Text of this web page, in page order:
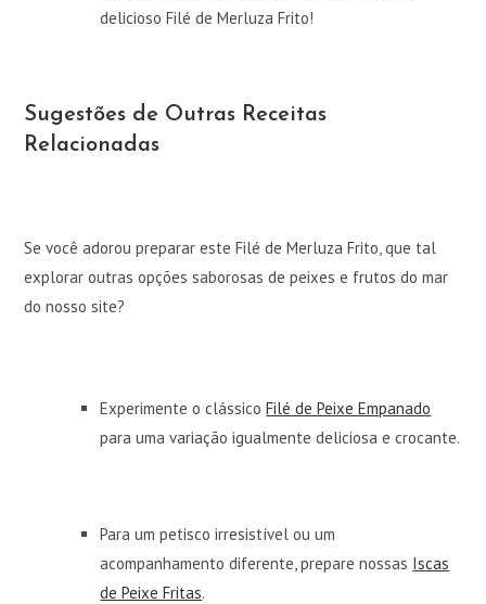
delicioso Filé de Merluza Frito!
Sugestões de Outras Receitas
Relacionadas
Se você adorou preparar este Filé de Merluza Frito, que tal
explorar outras opções saborosas de peixes e frutos do mar
do nosso site?
Experimente o clássicoFilé de Peixe Empanado
para uma variação igualmente deliciosa e crocante.
Para um petisco irresistível ou um
acompanhamento diferente, prepare nossas Iscas
de Peixe Fritas.